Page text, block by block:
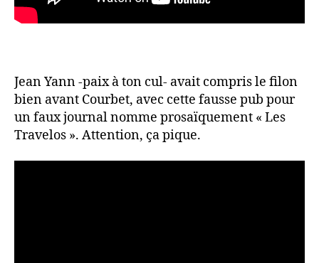
Jean Yann -paix à ton cul- avait compris le filon
bien avant Courbet, avec cette fausse pub pour
un faux journal nomme prosaïquement « Les
Travelos ». Attention, ça pique.